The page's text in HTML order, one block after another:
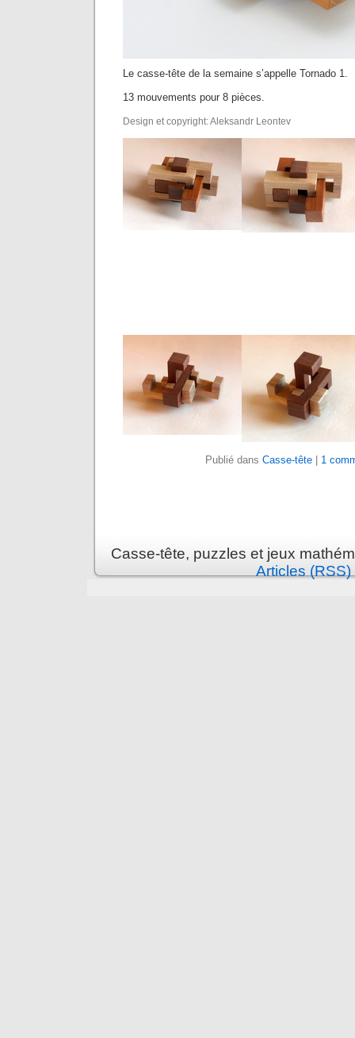
Le casse-tête de la semaine s’appelle Tornado 1.
13 mouvements pour 8 pièces.
Design et copyright: Aleksandr Leontev
Publié dans Casse-tête| 1
Casse-tête, puzzles et jeux
Articles (RSS)